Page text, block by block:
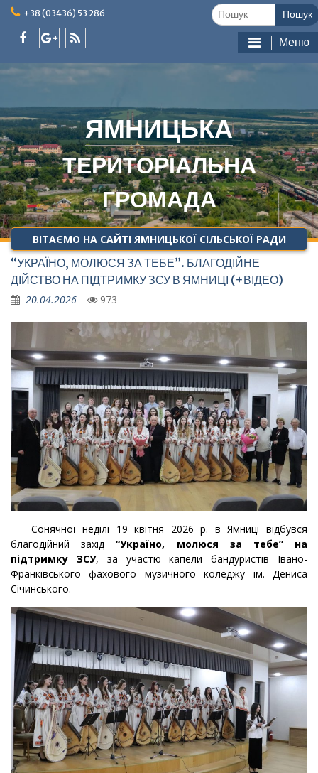
Skip
content
+38 (03436) 53 286
plus
ЯМНИЦЬКА
ТЕРИТОРІАЛЬНА
ГРОМАДА
Меню
ВІТАЄМО НА САЙТІ ЯМНИЦЬКОЇ СІЛЬСЬКОЇ РАДИ
“УКРАЇНО, МОЛЮСЯ ЗА ТЕБЕ”. БЛАГОДІЙНЕ
ДІЙСТВО НА ПІДТРИМКУ ЗСУ В ЯМНИЦІ (+ВІДЕО)
20.04.2026 973
Сонячної неділі 19 квітня 2026 р. в Ямниці відбувся
благодійний захід“Україно, молюся за тебе”
на
підтримку ЗСУ, за участю капели бандуристів Івано-
Франківського фахового музичного коледжу ім. Дениса
Січинського.
Шукати: